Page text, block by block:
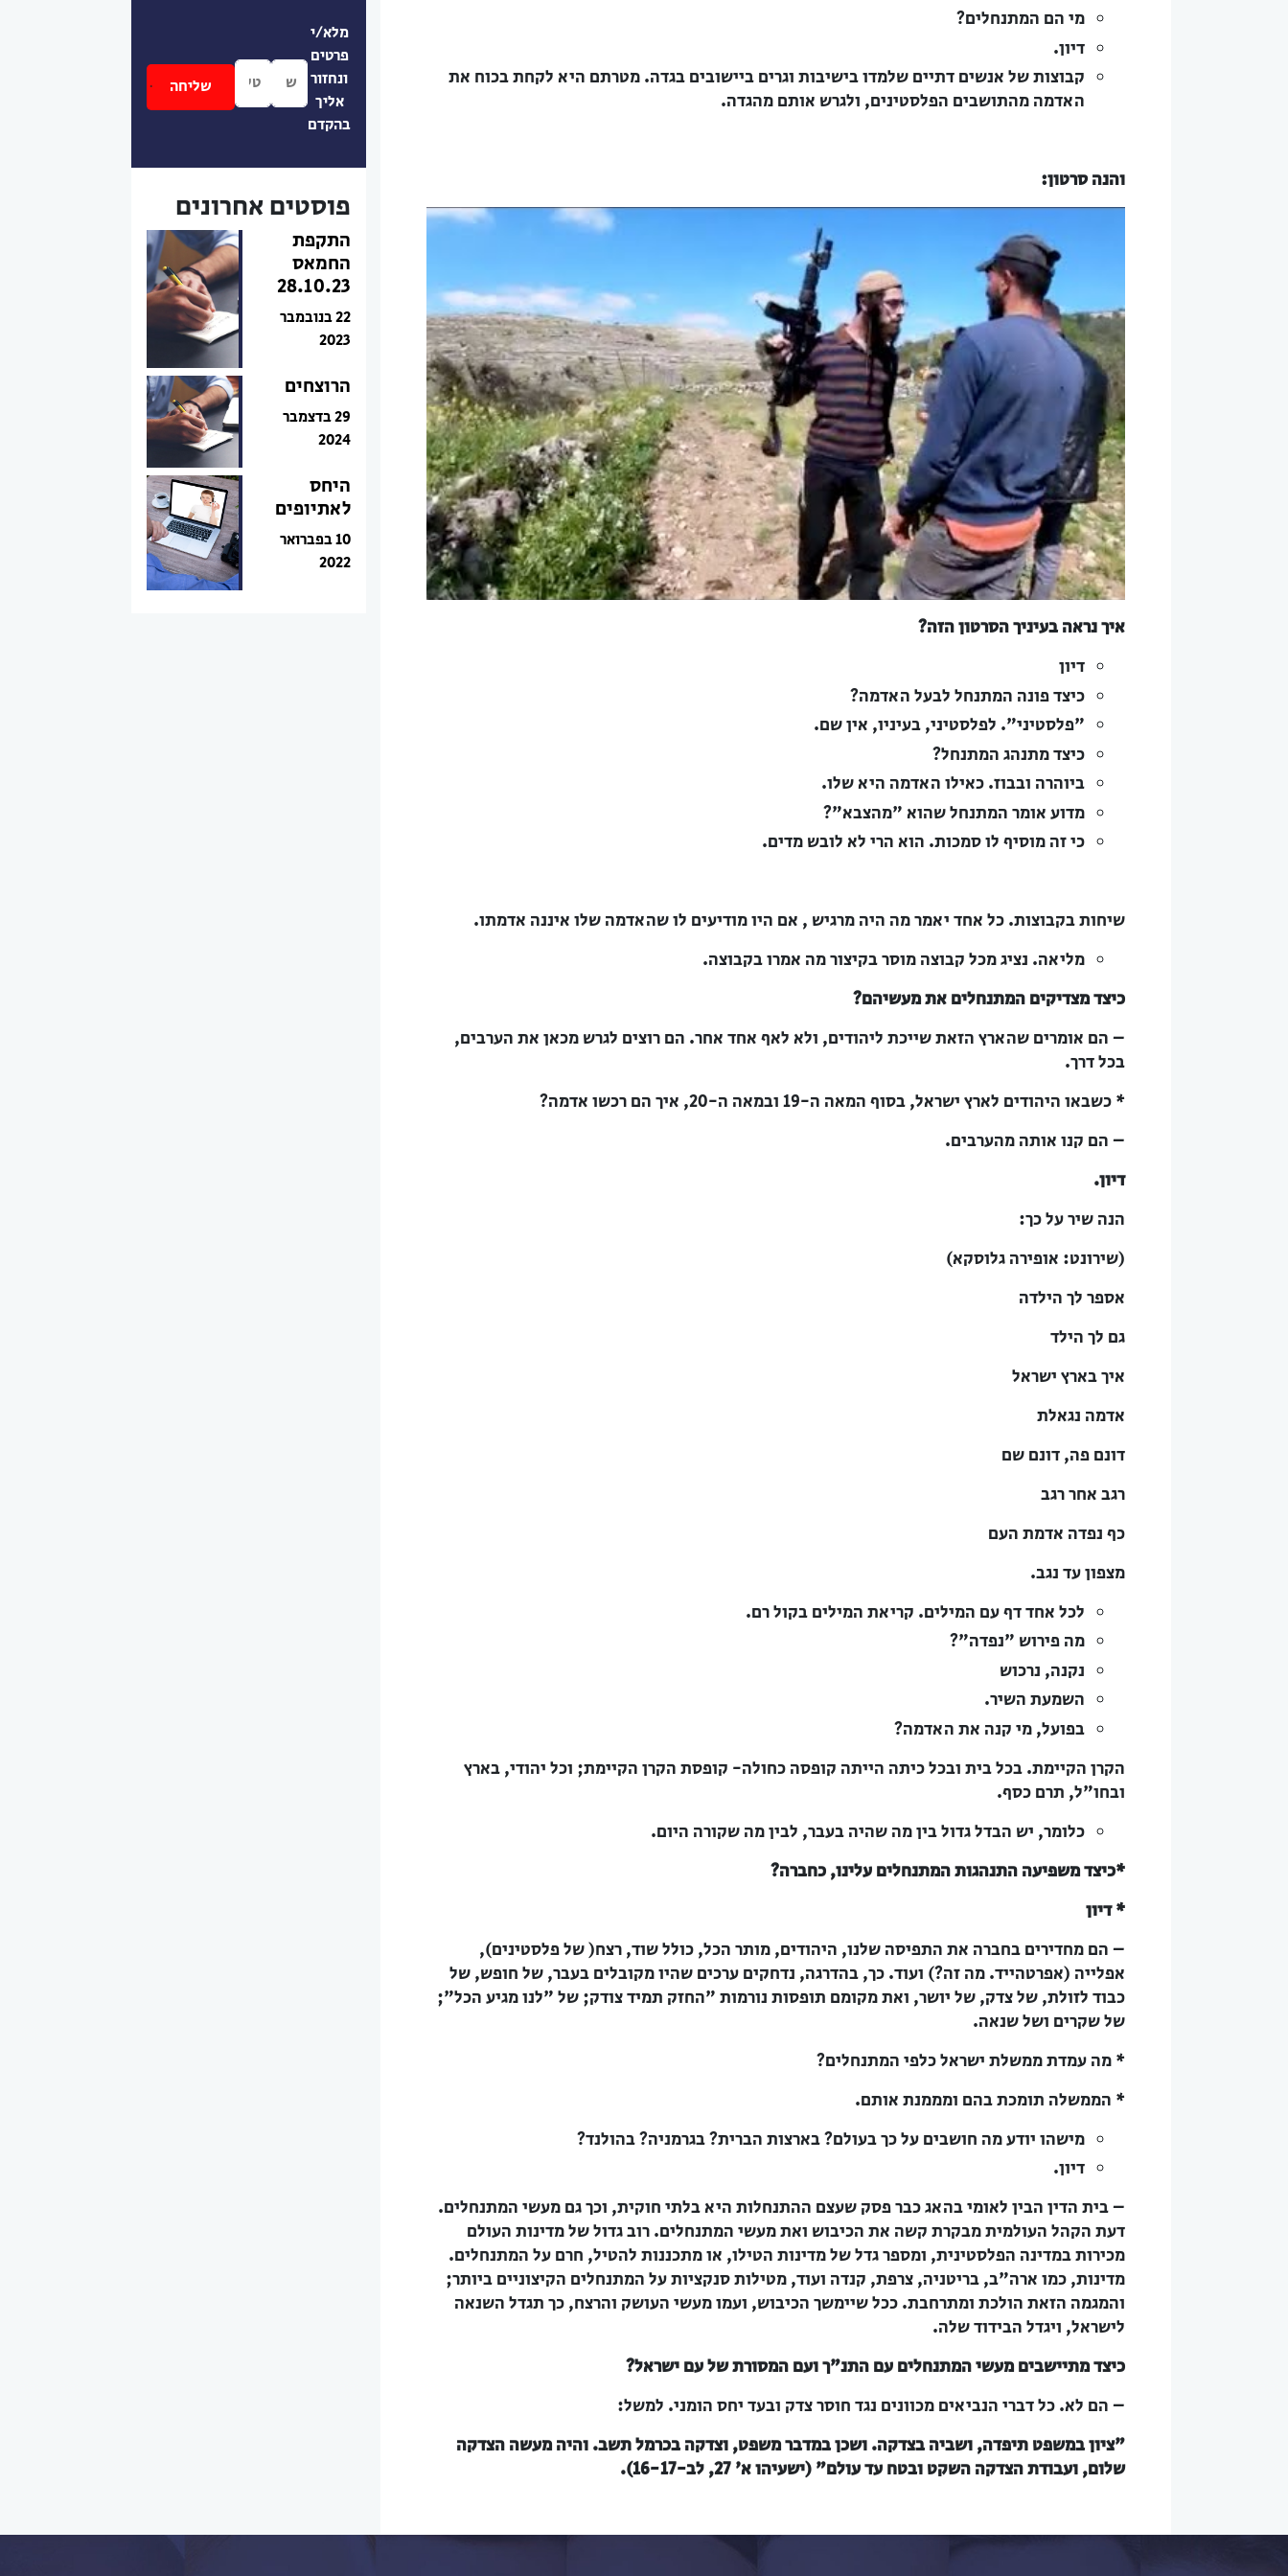
מי הם המתנחלים?
דיון.
קבוצות של אנשים דתיים שלמדו בישיבות וגרים ביישובים בגדה. מטרתם היא לקחת בכוח את
האדמה מהתושבים הפלסטינים, ולגרש אותם מהגדה.
והנה סרטון:
איך נראה בעיניך הסרטון הזה?
דיון
כיצד פונה המתנחל לבעל האדמה?
"פלסטיני". לפלסטיני, בעיניו, אין שם.
כיצד מתנהג המתנחל?
ביוהרה ובבוז. כאילו האדמה היא שלו.
מדוע אומר המתנחל שהוא "מהצבא"?
כי זה מוסיף לו סמכות. הוא הרי לא לובש מדים.
שיחות בקבוצות. כל אחד יאמר מה היה מרגיש , אם היו מודיעים לו שהאדמה שלו איננה אדמתו.
מליאה. נציג מכל קבוצה מוסר בקיצור מה אמרו בקבוצה.
כיצד מצדיקים המתנחלים את מעשיהם?
– הם אומרים שהארץ הזאת שייכת ליהודים, ולא לאף אחד אחר. הם רוצים לגרש מכאן את הערבים,
בכל דרך.
* כשבאו היהודים לארץ ישראל, בסוף המאה ה-19 ובמאה ה-20, איך הם רכשו אדמה?
– הם קנו אותה מהערבים.
דיון.
הנה שיר על כך:
(שירונט: אופירה גלוסקא)
אספר לך הילדה
גם לך הילד
איך בארץ ישראל
אדמה נגאלת
דונם פה, דונם שם
רגב אחר רגב
כף נפדה אדמת העם
מצפון עד נגב.
לכל אחד דף עם המילים. קריאת המילים בקול רם.
מה פירוש "נפדה"?
נקנה, נרכוש
השמעת השיר.
בפועל, מי קנה את האדמה?
הקרן הקיימת. בכל בית ובכל כיתה הייתה קופסה כחולה- קופסת הקרן הקיימת; וכל יהודי, בארץ
ובחו"ל, תרם כסף.
כלומר, יש הבדל גדול בין מה שהיה בעבר, לבין מה שקורה היום.
*כיצד משפיעה התנהגות המתנחלים עלינו, כחברה?
* דיון
– הם מחדירים בחברה את התפיסה שלנו, היהודים, מותר הכל, כולל שוד, רצח( של פלסטינים),
אפלייה (אפרטהייד. מה זה?) ועוד. כך, בהדרגה, נדחקים ערכים שהיו מקובלים בעבר, של חופש, של
כבוד לזולת, של צדק, של יושר, ואת מקומם תופסות נורמות "החזק תמיד צודק; של "לנו מגיע הכל";
של שקרים ושל שנאה.
* מה עמדת ממשלת ישראל כלפי המתנחלים?
* הממשלה תומכת בהם ומממנת אותם.
מישהו יודע מה חושבים על כך בעולם? בארצות הברית? בגרמניה? בהולנד?
דיון.
– בית הדין הבין לאומי בהאג כבר פסק שעצם ההתנחלות היא בלתי חוקית, וכך גם מעשי המתנחלים.
דעת הקהל העולמית מבקרת קשה את הכיבוש ואת מעשי המתנחלים. רוב גדול של מדינות העולם
מכירות במדינה הפלסטינית, ומספר גדל של מדינות הטילו, או מתכננות להטיל, חרם על המתנחלים.
מדינות, כמו ארה"ב, בריטניה, צרפת, קנדה ועוד, מטילות סנקציות על המתנחלים הקיצוניים ביותר;
והמגמה הזאת הולכת ומתרחבת. ככל שיימשך הכיבוש, ועמו מעשי העושק והרצח, כך תגדל השנאה
לישראל, ויגדל הבידוד שלה.
כיצד מתיישבים מעשי המתנחלים עם התנ"ך ועם המסורת של עם ישראל?
– הם לא. כל דברי הנביאים מכוונים נגד חוסר צדק ובעד יחס הומני. למשל:
"ציון במשפט תיפדה, ושביה בצדקה. ושכן במדבר משפט, וצדקה בכרמל תשב. והיה מעשה הצדקה
שלום, ועבודת הצדקה השקט ובטח עד עולם" (ישעיהו א' 27, לב-16-17).
מלא/י
פרטים
ונחזור
אליך
בהקדם
פוסטים אחרונים
התקפת
החמאס
28.10.23
22 בנובמבר
2023
הרוצחים
29 בדצמבר
2024
היחס
לאתיופים
10 בפברואר
2022